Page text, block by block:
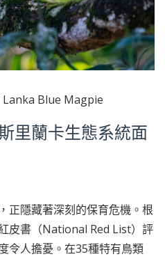
Lanka Blue Magpie
里蘭卡生態系統面
正隱藏著深刻的保育危機。根
皮書（National Red List）評
令人擔憂。在35種特有鳥類